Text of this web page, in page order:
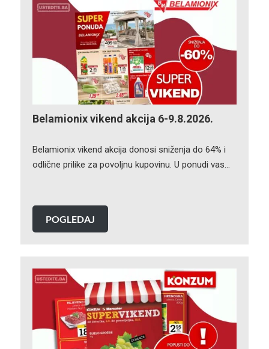
Belamionix vikend akcija 6-9.8.2026.
Belamionix vikend akcija donosi sniženja do 64% i
odlične prilike za povoljnu kupovinu. U ponudi vas…
POGLEDAJ